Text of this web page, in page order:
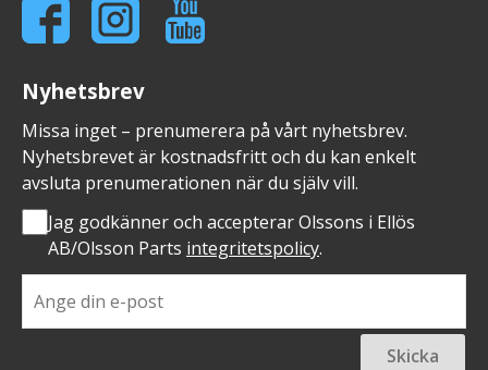
Nyhetsbrev
Missa inget – prenumerera på vårt nyhetsbrev.
Nyhetsbrevet är kostnadsfritt och du kan enkelt
avsluta prenumerationen när du själv vill.
Jag godkänner och accepterar Olssons i Ellös
AB/Olsson Parts integritetspolicy.
Skicka